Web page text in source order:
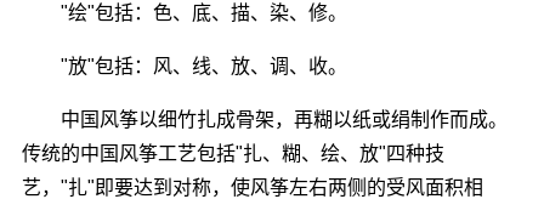
"绘"包括：色、底、描、染、修。
"放"包括：风、线、放、调、收。
中国风筝以细竹扎成骨架，再糊以纸或绢制作而成。
传统的中国风筝工艺包括"扎、糊、绘、放"四种技
艺，"扎"即要达到对称，使风筝左右两侧的受风面积相